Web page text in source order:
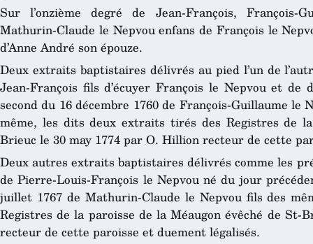
Sur l’onzième degré de Jean-François, François-
Mathurin-Claude le Nepvou enfans de François le
d’Anne André son épouze.
Deux extraits baptistaires délivrés au pied l’un de
Jean-François fils d’écuyer François le Nepvou et de
second du 16 décembre 1760 de François-Guillaume le
même, les dits deux extraits tirés des Registres de
Brieuc le 30 may 1774 par O. Hillion recteur de cette
Deux autres extraits baptistaires délivrés comme les
de Pierre-Louis-François le Nepvou né du jour
juillet 1767 de Mathurin-Claude le Nepvou fils des
Registres de la paroisse de la Méaugon évêché de St-
recteur de cette paroisse et duement légalisés.